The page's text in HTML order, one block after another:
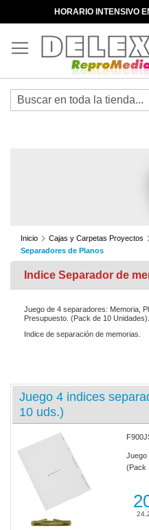
HORARIO INTENSIVO
Inicio Cajas y Carpetas Proyectos
Separadores de Planos
Indice Separador de
Juego de 4 separadores: Memoria,
Presupuesto. (Pack de 10 Unidades).
Indice de separación de memorias.
Juego 4 indices
10 uds.)
Juego
(Pack